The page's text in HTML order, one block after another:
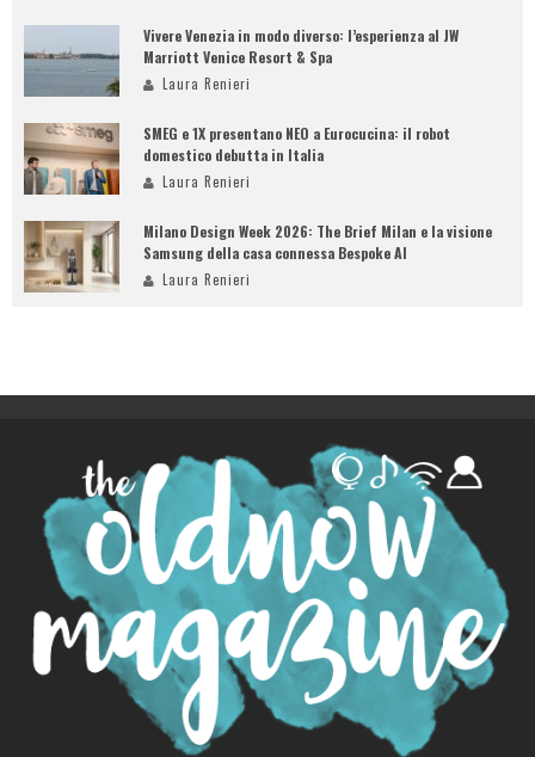
Vivere Venezia in modo diverso: l’esperienza al JW
Marriott Venice Resort & Spa
Laura Renieri
SMEG e 1X presentano NEO a Eurocucina: il robot
domestico debutta in Italia
Laura Renieri
Milano Design Week 2026: The Brief Milan e la visione
Samsung della casa connessa Bespoke AI
Laura Renieri